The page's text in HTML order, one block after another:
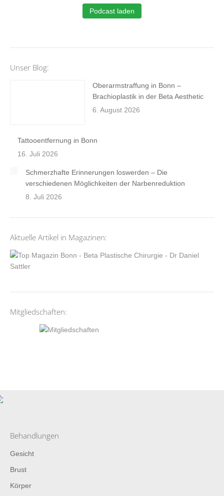
Podcast laden
Unser Blog:
Oberarmstraffung in Bonn –
Brachioplastik in der Beta Aesthetic
6. August 2026
Tattooentfernung in Bonn
16. Juli 2026
Schmerzhafte Erinnerungen loswerden – Die
verschiedenen Möglichkeiten der Narbenreduktion
8. Juli 2026
Aktuelle Artikel in Magazinen:
Mitgliedschaften:
Behandlungen
Gesicht
Brust
Körper